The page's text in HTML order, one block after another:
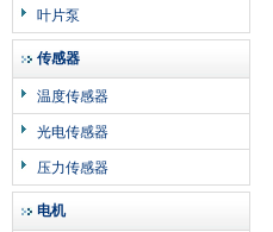
叶片泵
传感器
温度传感器
光电传感器
压力传感器
电机